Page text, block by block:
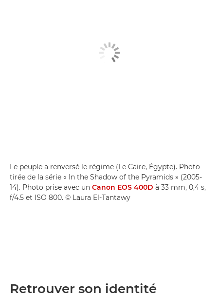
Le peuple a renversé le régime (Le Caire, Égypte). Photo
tirée de la série « In the Shadow of the Pyramids » (2005-
14). Photo prise avec un Canon EOS 400D à 33 mm, 0,4 s,
f/4.5 et ISO 800. © Laura El-Tantawy
Retrouver son identité